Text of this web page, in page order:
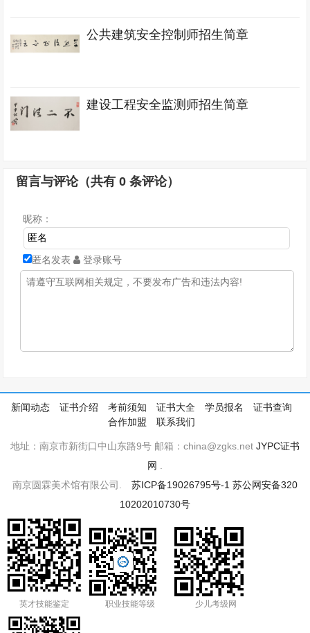
公共建筑安全控制师招生简章
建设工程安全监测师招生简章
留言与评论（共有0 条评论）
昵称：
匿名发表 登录账号
新闻动态 证书介绍 考前须知 证书大全 学员报名
证书查询
合作加盟
联系我们
地址：南京市新街口中山东路9号 邮箱：china@zgks.net JYPC证书
网
南京圆霖美术馆有限公司. 苏ICP备19026795号-1 苏公网安备320
10202010730号
英才技能鉴定 职业技能等级 少儿考级网